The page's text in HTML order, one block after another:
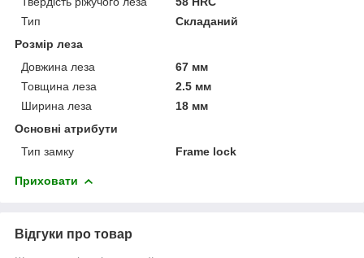
Тип
Складаний
Розмір леза
Довжина леза
67 мм
Товщина леза
2.5 мм
Ширина леза
18 мм
Основні атрибути
Тип замку
Frame lock
Приховати
Відгуки про товар